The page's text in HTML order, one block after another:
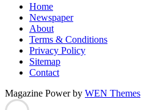
Home
Newspaper
About
Terms & Conditions
Privacy Policy
Sitemap
Contact
Magazine Power by WEN Themes